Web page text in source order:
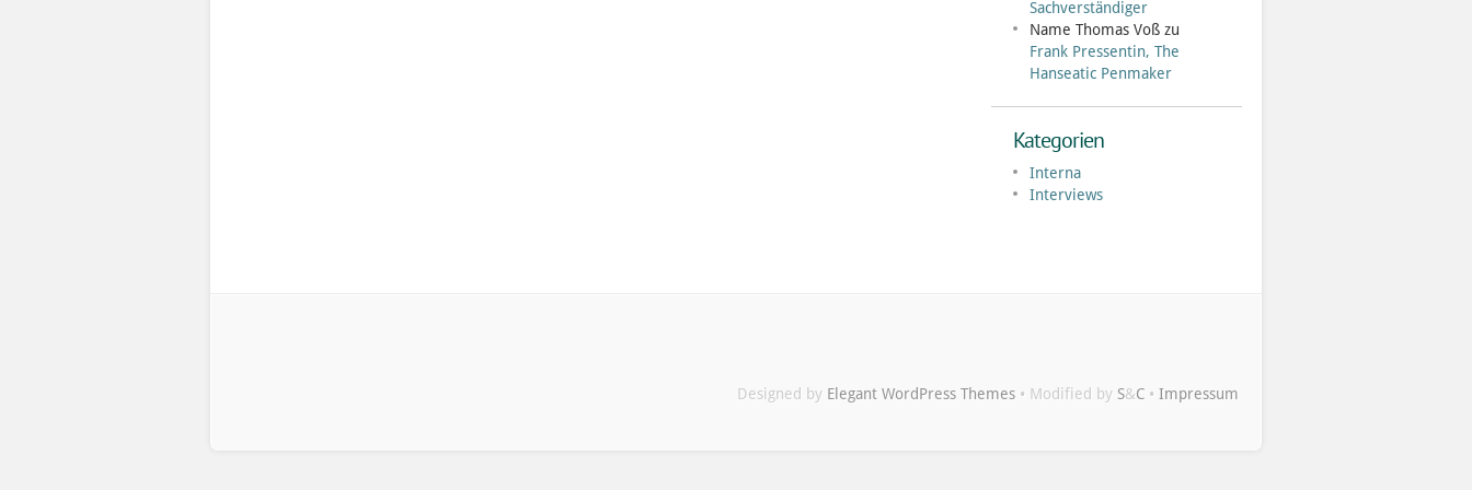
Sachverständiger
Name Thomas Voß zu
Frank Pressentin, The
Hanseatic Penmaker
Kategorien
Interna
Interviews
Designed by Elegant WordPress Themes • Modified by S&C • Impressum